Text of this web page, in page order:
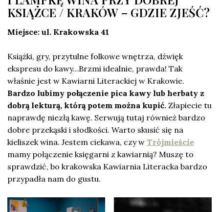
KSIĄŻCE / KRAKÓW – GDZIE ZJEŚĆ?
Miejsce: ul. Krakowska 41
Książki, gry, przytulne folkowe wnętrza, dźwięk
ekspresu do kawy…Brzmi idealnie, prawda! Tak
właśnie jest w Kawiarni Literackiej w Krakowie.
Bardzo lubimy połączenie pica kawy lub herbaty z
dobrą lekturą, którą potem można kupić. Złapiecie tu
naprawdę niezłą kawę. Serwują tutaj również bardzo
dobre przekąski i słodkości. Warto skusić się na
kieliszek wina. Jestem ciekawa, czy w Trójmieście
mamy połączenie księgarni z kawiarnią? Muszę to
sprawdzić, bo krakowska Kawiarnia Literacka bardzo
przypadła nam do gustu.